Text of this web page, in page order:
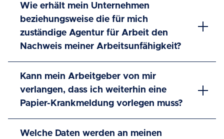
Wie erhält mein Unternehmen
beziehungsweise die für mich
zuständige Agentur für Arbeit den
Nachweis meiner Arbeitsunfähigkeit?
Kann mein Arbeitgeber von mir
verlangen, dass ich weiterhin eine
Papier-Krankmeldung vorlegen muss?
Welche Daten werden an meinen